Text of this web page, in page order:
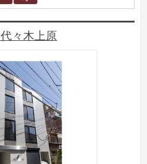
々木上原